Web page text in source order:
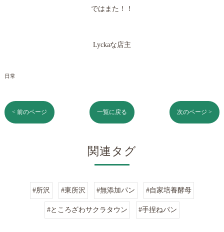
ではまた！！
Lyckaな店主
日常
< 前のページ 一覧に戻る 次のページ >
関連タグ
#所沢 #東所沢 #無添加パン #自家培養酵母
#ところざわサクラタウン #手捏ねパン